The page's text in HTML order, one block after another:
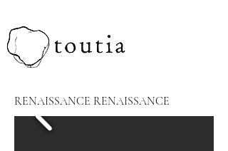
RENAISSANCE RENAISSANCE